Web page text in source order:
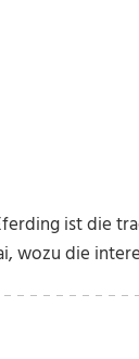
ist die
wozu die